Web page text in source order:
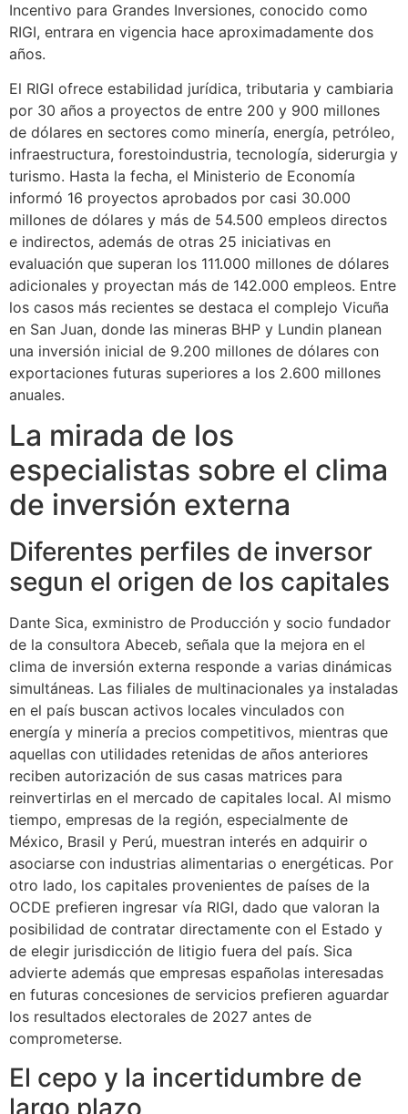
Incentivo para Grandes Inversiones, conocido como
RIGI, entrara en vigencia hace aproximadamente dos
años.
El RIGI ofrece estabilidad jurídica, tributaria y cambiaria
por 30 años a proyectos de entre 200 y 900 millones
de dólares en sectores como minería, energía, petróleo,
infraestructura, forestoindustria, tecnología, siderurgia y
turismo. Hasta la fecha, el Ministerio de Economía
informó 16 proyectos aprobados por casi 30.000
millones de dólares y más de 54.500 empleos directos
e indirectos, además de otras 25 iniciativas en
evaluación que superan los 111.000 millones de dólares
adicionales y proyectan más de 142.000 empleos. Entre
los casos más recientes se destaca el complejo Vicuña
en San Juan, donde las mineras BHP y Lundin planean
una inversión inicial de 9.200 millones de dólares con
exportaciones futuras superiores a los 2.600 millones
anuales.
La mirada de los
especialistas sobre el clima
de inversión externa
Diferentes perfiles de inversor
segun el origen de los capitales
Dante Sica, exministro de Producción y socio fundador
de la consultora Abeceb, señala que la mejora en el
clima de inversión externa responde a varias dinámicas
simultáneas. Las filiales de multinacionales ya instaladas
en el país buscan activos locales vinculados con
energía y minería a precios competitivos, mientras que
aquellas con utilidades retenidas de años anteriores
reciben autorización de sus casas matrices para
reinvertirlas en el mercado de capitales local. Al mismo
tiempo, empresas de la región, especialmente de
México, Brasil y Perú, muestran interés en adquirir o
asociarse con industrias alimentarias o energéticas. Por
otro lado, los capitales provenientes de países de la
OCDE prefieren ingresar vía RIGI, dado que valoran la
posibilidad de contratar directamente con el Estado y
de elegir jurisdicción de litigio fuera del país. Sica
advierte además que empresas españolas interesadas
en futuras concesiones de servicios prefieren aguardar
los resultados electorales de 2027 antes de
comprometerse.
El cepo y la incertidumbre de
largo plazo